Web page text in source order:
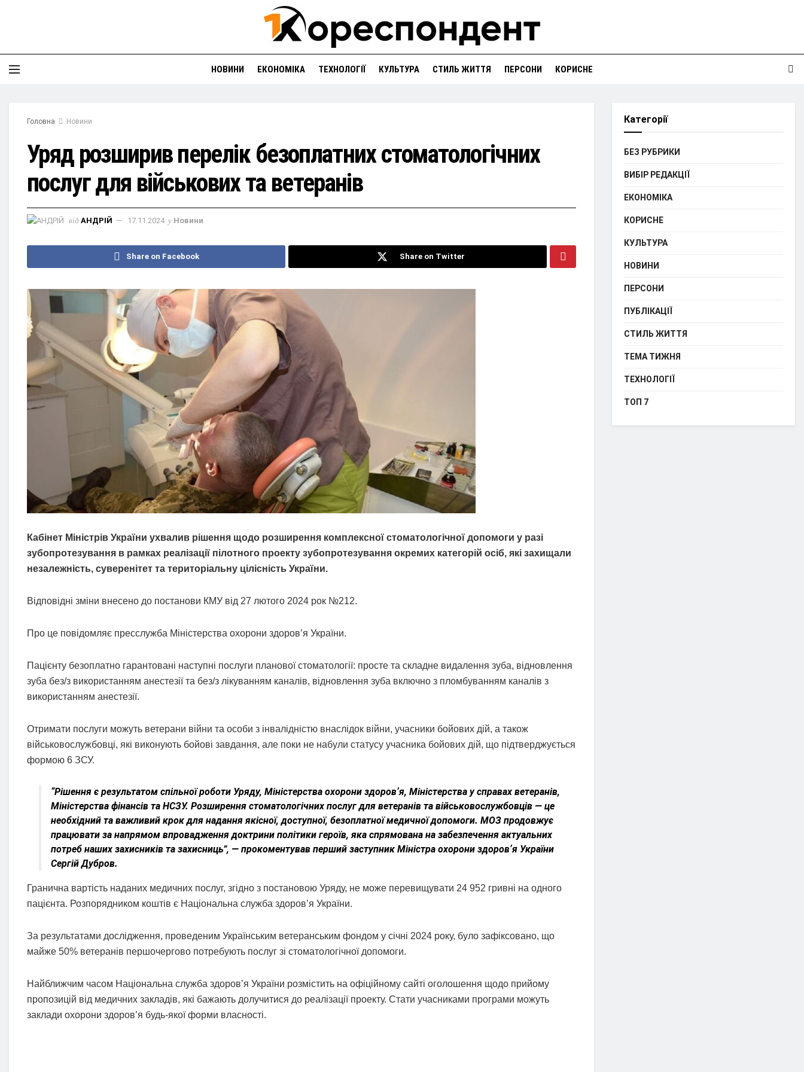
НОВИНИ ЕКОНОМІКА ТЕХНОЛОГІЇ КУЛЬТУРА СТИЛЬ ЖИТТЯ ПЕРСОНИ КОРИСНЕ
Головна Новини
Уряд розширив перелік безоплатних стоматологічних
послуг для військових та ветеранів
від АНДРІЙ 17.11.2024 у Новини
Share on Facebook Share on Twitter
Кабінет Міністрів України ухвалив рішення щодо розширення комплексної стоматологічної допомоги у разі
зубопротезування в рамках реалізації пілотного проекту зубопротезування окремих категорій осіб, які захищали
незалежність, суверенітет та територіальну цілісність України.
Відповідні зміни внесено до постанови КМУ від 27 лютого 2024 рок №212.
Про це повідомляє пресслужба Міністерства охорони здоров’я України.
Пацієнту безоплатно гарантовані наступні послуги планової стоматології: просте та складне видалення зуба, відновлення
зуба без/з використанням анестезії та без/з лікуванням каналів, відновлення зуба включно з пломбуванням каналів з
використанням анестезії.
Отримати послуги можуть ветерани війни та особи з інвалідністю внаслідок війни, учасники бойових дій, а також
військовослужбовці, які виконують бойові завдання, але поки не набули статусу учасника бойових дій, що підтверджується
формою 6 ЗСУ.
“Рішення є результатом спільної роботи Уряду, Міністерства охорони здоровʼя, Міністерства у справах ветеранів,
Міністерства фінансів та НСЗУ. Розширення стоматологічних послуг для ветеранів та військовослужбовців — це
необхідний та важливий крок для надання якісної, доступної, безоплатної медичної допомоги. МОЗ продовжує
працювати за напрямом впровадження доктрини політики героїв, яка спрямована на забезпечення актуальних
потреб наших захисників та захисниць”, — прокоментував перший заступник Міністра охорони здоровʼя України
Сергій Дубров.
Гранична вартість наданих медичних послуг, згідно з постановою Уряду, не може перевищувати 24 952 гривні на одного
пацієнта. Розпорядником коштів є Національна служба здоров’я України.
За результатами дослідження, проведеним Українським ветеранським фондом у січні 2024 року, було зафіксовано, що
майже 50% ветеранів першочергово потребують послуг зі стоматологічної допомоги.
Найближчим часом Національна служба здоров’я України розмістить на офіційному сайті оголошення щодо прийому
пропозицій від медичних закладів, які бажають долучитися до реалізації проекту. Стати учасниками програми можуть
заклади охорони здоров’я будь-якої форми власності.
Категорії
БЕЗ РУБРИКИ
ВИБІР РЕДАКЦІЇ
ЕКОНОМІКА
КОРИСНЕ
КУЛЬТУРА
НОВИНИ
ПЕРСОНИ
ПУБЛІКАЦІЇ
СТИЛЬ ЖИТТЯ
ТЕМА ТИЖНЯ
ТЕХНОЛОГІЇ
ТОП 7